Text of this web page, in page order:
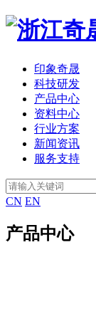
印象奇晟
科技研发
产品中心
资料中心
行业方案
新闻资讯
服务支持
CN EN
产品中心